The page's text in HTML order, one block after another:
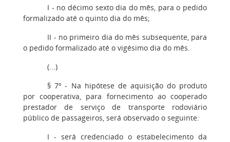
I - no décimo sexto dia do mês, para o pedido
formalizado até o quinto dia do mês;
II - no primeiro dia do mês subsequente, para
o pedido formalizado até o vigésimo dia do mês.
(...)
§ 7º - Na hipótese de aquisição do produto
por cooperativa, para fornecimento ao cooperado
prestador de serviço de transporte rodoviário
público de passageiros, será observado o seguinte:
I - será credenciado o estabelecimento da